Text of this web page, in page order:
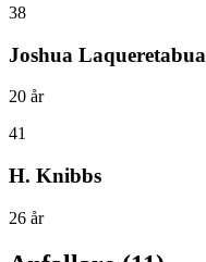
38
Joshua Laqueretabua
20 år
41
H. Knibbs
26 år